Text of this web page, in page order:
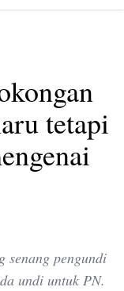
tetapi
senang pengundi
undi untuk PN.